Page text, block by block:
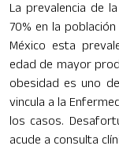
La prevalencia de
70% en la
México esta
edad de mayor
obesidad es uno
vincula a la
los casos.
acude a consulta